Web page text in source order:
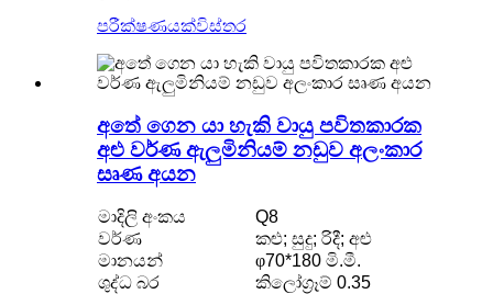
පරීක්ෂණයක්විස්තර
අතේ ගෙන යා හැකි වායු පවිතකාරක
අළු වර්ණ ඇලුමිනියම් නඩුව අලංකාර
සෘණ අයන
මාදිලි අංකය
Q8
වර්ණ
කළු; සුදු; රිදී; අළු
මානයන්
φ70*180 මි.මී.
ශුද්ධ බර
කිලෝග්‍රෑම් 0.35